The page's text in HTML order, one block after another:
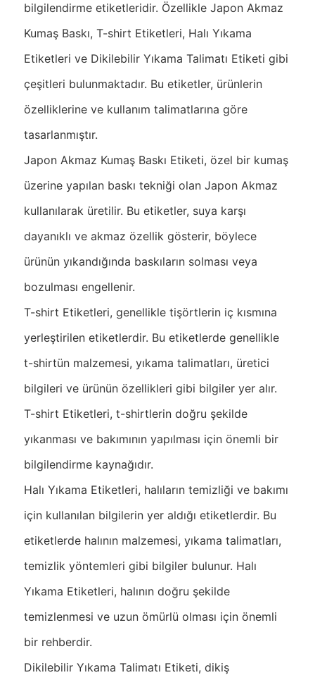
bilgilendirme etiketleridir. Özellikle Japon Akmaz
Kumaş Baskı, T-shirt Etiketleri, Halı Yıkama
Etiketleri ve Dikilebilir Yıkama Talimatı Etiketi gibi
çeşitleri bulunmaktadır. Bu etiketler, ürünlerin
özelliklerine ve kullanım talimatlarına göre
tasarlanmıştır.
Japon Akmaz Kumaş Baskı Etiketi, özel bir kumaş
üzerine yapılan baskı tekniği olan Japon Akmaz
kullanılarak üretilir. Bu etiketler, suya karşı
dayanıklı ve akmaz özellik gösterir, böylece
ürünün yıkandığında baskıların solması veya
bozulması engellenir.
T-shirt Etiketleri, genellikle tişörtlerin iç kısmına
yerleştirilen etiketlerdir. Bu etiketlerde genellikle
t-shirtün malzemesi, yıkama talimatları, üretici
bilgileri ve ürünün özellikleri gibi bilgiler yer alır.
T-shirt Etiketleri, t-shirtlerin doğru şekilde
yıkanması ve bakımının yapılması için önemli bir
bilgilendirme kaynağıdır.
Halı Yıkama Etiketleri, halıların temizliği ve bakımı
için kullanılan bilgilerin yer aldığı etiketlerdir. Bu
etiketlerde halının malzemesi, yıkama talimatları,
temizlik yöntemleri gibi bilgiler bulunur. Halı
Yıkama Etiketleri, halının doğru şekilde
temizlenmesi ve uzun ömürlü olması için önemli
bir rehberdir.
Dikilebilir Yıkama Talimatı Etiketi, dikiş